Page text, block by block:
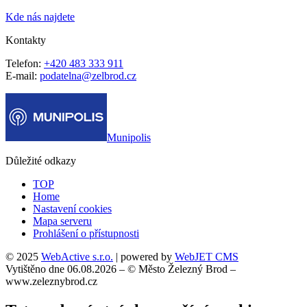
Kde nás najdete
Kontakty
Telefon: +420 483 333 911
E-mail: podatelna@zelbrod.cz
Munipolis
Důležité odkazy
TOP
Home
Nastavení cookies
Mapa serveru
Prohlášení o přístupnosti
© 2025 WebActive s.r.o. | powered by WebJET CMS
Vytištěno dne 06.08.2026 – © Město Železný Brod –
www.zeleznybrod.cz